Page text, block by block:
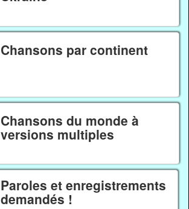
Chansons par continent
Chansons du monde à
versions multiples
Paroles et enregistrements
demandés !